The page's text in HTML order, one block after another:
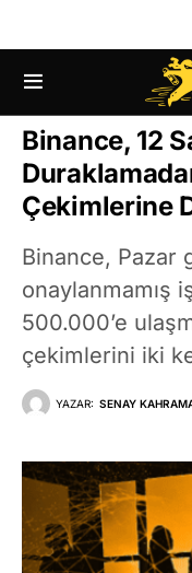
KRIPTO HABERLERI
Binance, 12
Çekimlerine
Binance, Pazar
onaylanmamış
500.000’e
çekimlerini iki
YAZAR: SENAY